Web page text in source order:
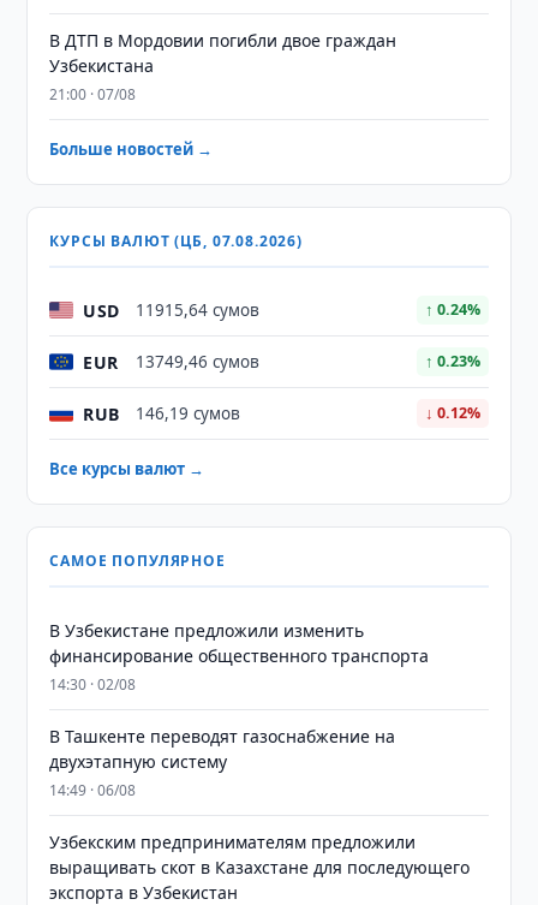
В ДТП в Мордовии погибли двое граждан
Узбекистана
21:00 · 07/08
Больше новостей →
КУРСЫ ВАЛЮТ (ЦБ, 07.08.2026)
USD 11915,64 сумов ↑ 0.24%
EUR 13749,46 сумов ↑ 0.23%
RUB 146,19 сумов ↓ 0.12%
Все курсы валют →
САМОЕ ПОПУЛЯРНОЕ
В Узбекистане предложили изменить
финансирование общественного транспорта
14:30 · 02/08
В Ташкенте переводят газоснабжение на
двухэтапную систему
14:49 · 06/08
Узбекским предпринимателям предложили
выращивать скот в Казахстане для последующего
экспорта в Узбекистан